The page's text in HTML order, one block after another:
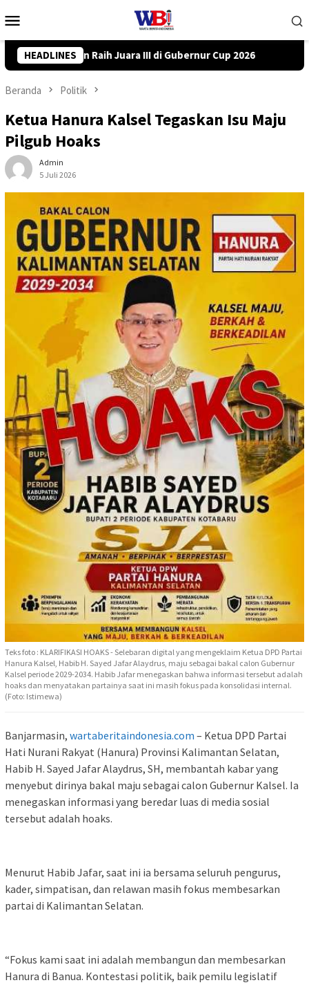
ke
Mobile
HEADLINES
Cup 2026 DPRD Tanah Bumbu Desak PLN Batulicin
Beranda Politik
Ketua Hanura Kalsel Tegaskan Isu Maju
Pilgub Hoaks
Admin
5 Juli 2026
Teks foto : KLARIFIKASI HOAKS - Selebaran digital yang mengeklaim Ketua DPD Partai
Hanura Kalsel, Habib H. Sayed Jafar Alaydrus, maju sebagai bakal calon Gubernur
Kalsel periode 2029-2034. Habib Jafar menegaskan bahwa informasi tersebut adalah
hoaks dan menyatakan partainya saat ini masih fokus pada konsolidasi internal.
(Foto: Istimewa)
Banjarmasin, wartaberitaindonesia.com – Ketua DPD Partai
Hati Nurani Rakyat (Hanura) Provinsi Kalimantan Selatan,
Habib H. Sayed Jafar Alaydrus, SH, membantah kabar yang
menyebut dirinya bakal maju sebagai calon Gubernur Kalsel. Ia
menegaskan informasi yang beredar luas di media sosial
tersebut adalah hoaks.
Menurut Habib Jafar, saat ini ia bersama seluruh pengurus,
kader, simpatisan, dan relawan masih fokus membesarkan
partai di Kalimantan Selatan.
“Fokus kami saat ini adalah membangun dan membesarkan
Hanura di Banua. Kontestasi politik, baik pemilu legislatif